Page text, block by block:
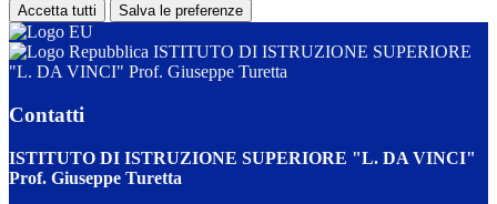
Accetta tutti Salva le preferenze
ISTITUTO DI ISTRUZIONE SUPERIORE
"L. DA VINCI" Prof. Giuseppe Turetta
Contatti
ISTITUTO DI ISTRUZIONE SUPERIORE "L. DA VINCI"
Prof. Giuseppe Turetta